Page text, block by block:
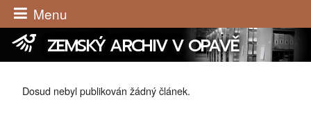
Menu
ZEMSKÝ ARCHIV V OPAVĚ
Dosud nebyl publikován žádný článek.